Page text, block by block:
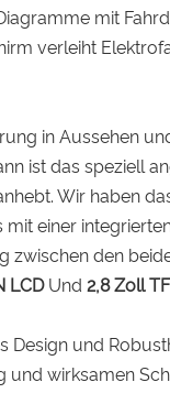
mit
verleiht
in Aussehen
ist das speziell
Wir haben
einer
den
LCDUnd2,8 Zoll
Design und
wirksamen